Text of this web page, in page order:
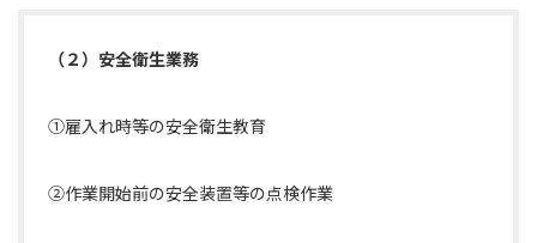
（２）安全衛生業務
①雇入れ時等の安全衛生教育
②作業開始前の安全装置等の点検作業